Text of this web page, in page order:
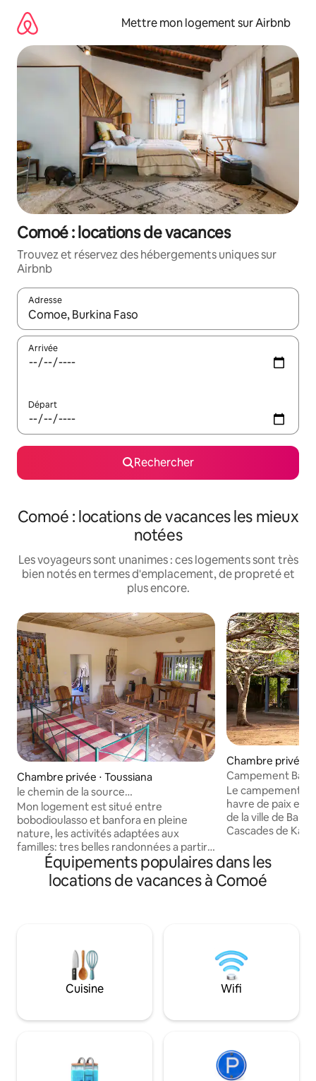
directement
contenu
Mettre mon logement sur Airbnb
Comoé : locations de vacances
Trouvez et réservez des hébergements uniques sur
Airbnb
Adresse
Lorsque les résultats s'affichent, utilisez les flèches vers le
Arrivée
Départ
Rechercher
Comoé : locations de vacances les mieux
notées
Les voyageurs sont unanimes : ces logements sont très
bien notés en termes d'emplacement, de propreté et
plus encore.
Chambre privée ⋅ Toussiana
le chemin de la source
,Toussiana,Burkina Faso
Mon logement est situé entre
bobodioulasso et banfora en pleine
nature, les activités adaptées aux
familles: tres belles randonnées a partir
de la maison, la vie nocturne:nombreux
maquis certains dansant, les transports
en commun: tres nombreuse navettes
jours ,a 300 m metres epiceries .Le tarif
Chambre privée ⋅
Campement
Le campement
havre de paix et
de la ville de
Cascades de Karfiguéla. Le
prêter à
pétanque, vélo), d'une aire de camping
et d'un parking
Équipements populaires dans les
locations de vacances à Comoé
Cuisine Wifi